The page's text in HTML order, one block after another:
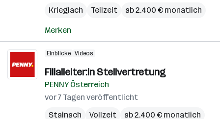
Krieglach
Teilzeit ab 2.400 € monatlich
Merken
Einblicke Videos
Filialleiter:in Stellvertretung
PENNY Österreich
vor 7 Tagen veröffentlicht
Stainach
Vollzeit ab 2.400 € monatlich